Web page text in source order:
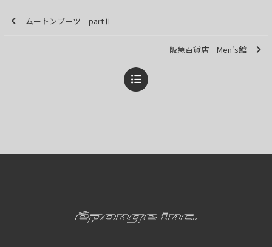
ムートンブーツ partⅡ
阪急百貨店 Men's館